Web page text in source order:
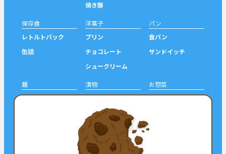
焼き豚
保存食
レトルトパック
缶詰
洋菓子
プリン
チョコレート
シュークリーム
パン
食パン
サンドイッチ
麺
うどん
漬物
ぬか漬け
梅干し
お惣菜
餃子
シェア